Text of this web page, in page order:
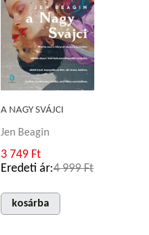
A NAGY SVÁJCI
Jen Beagin
3 749 Ft
Eredeti ár:4 999 Ft
kosárba